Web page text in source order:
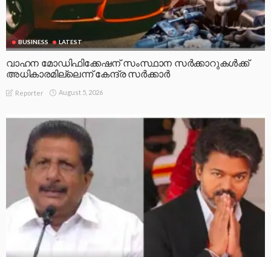
BUSINESS LATEST
വാഹന മോഡിഫിക്കേഷന് സംസ്ഥാന സർക്കാറുകൾക്ക്
അധികാരമില്ലെന്ന് കേന്ദ്ര സർക്കാർ
Reporter August 5, 2026